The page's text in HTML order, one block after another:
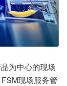
为中心的现场
现场服务管